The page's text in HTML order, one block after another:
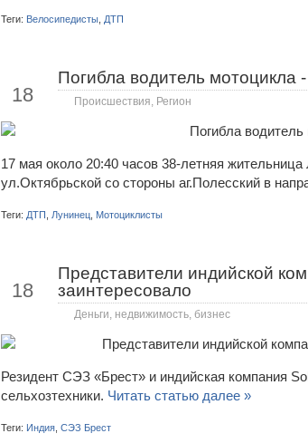
Теги: Велосипедисты ДТП
18
Погибла водитель
Происшествия Регион
17 мая около 20:40 часов 38-летняя
ул.Октябрьской со стороны аг.Полесский в
Теги: ДТП Лунинец Мотоциклисты
18
Представители индийской
заинтересовало
Деньги, недвижимость, бизнес
Резидент СЭЗ «Брест» и индийская компания
сельхозтехники. Читать статью далее »
Теги: Индия СЭЗ Брест